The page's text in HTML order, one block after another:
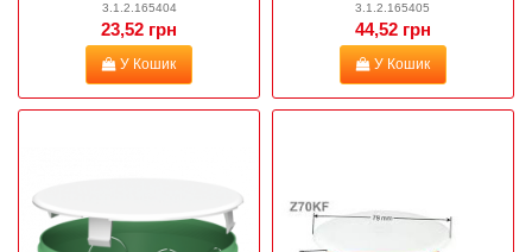
3.1.2.165404
23,52 грн
У Кошик
3.1.2.165405
44,52 грн
У Кошик